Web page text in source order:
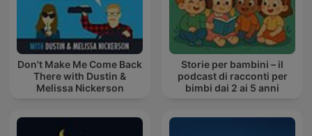
Don't Make Me Come Back
There with Dustin &
Melissa Nickerson
Storie per bambini – il
podcast di racconti per
bimbi dai 2 ai 5 anni